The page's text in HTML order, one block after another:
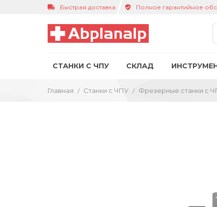
Быстрая доставка Полное гарантийное
СТАНКИ С ЧПУ СКЛАД
Главная Станки с ЧПУ Фрезерные станки с